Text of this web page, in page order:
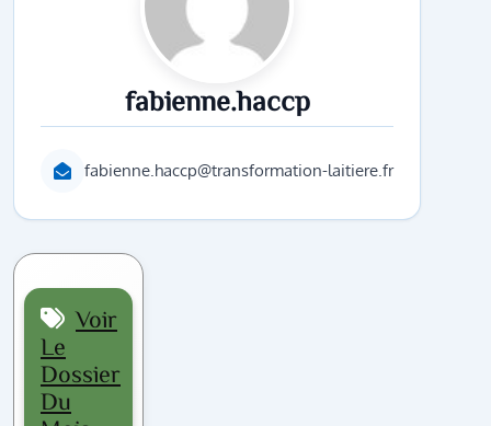
fabienne.haccp
fabienne.haccp@transformation-laitiere.fr
Voir
Le
Dossier
Du